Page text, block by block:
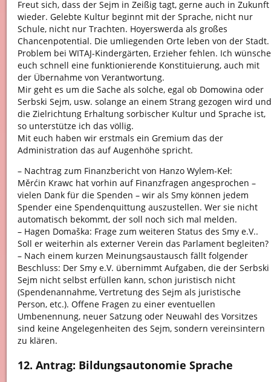
Freut sich, dass der Sejm in Zeißig tagt, gerne auch in Zukunft
wieder. Gelebte Kultur beginnt mit der Sprache, nicht nur
Schule, nicht nur Trachten. Hoyerswerda als großes
Chancenpotential. Die umliegenden Orte leben von der Stadt.
Problem bei WITAJ-Kindergärten, Erzieher fehlen. Ich wünsche
euch schnell eine funktionierende Konstituierung, auch mit
der Übernahme von Verantwortung.
Mir geht es um die Sache als solche, egal ob Domowina oder
Serbski Sejm, usw. solange an einem Strang gezogen wird und
die Zielrichtung Erhaltung sorbischer Kultur und Sprache ist,
so unterstütze ich das völlig.
Mit euch haben wir erstmals ein Gremium das der
Administration das auf Augenhöhe spricht.
– Nachtrag zum Finanzbericht von Hanzo Wylem-Keł:
Měrćin Krawc hat vorhin auf Finanzfragen angesprochen –
vielen Dank für die Spenden – wir als Smy können jedem
Spender eine Spendenquittung auszustellen. Wer sie nicht
automatisch bekommt, der soll noch sich mal melden.
– Hagen Domaška: Frage zum weiteren Status des Smy e.V..
Soll er weiterhin als externer Verein das Parlament begleiten?
– Nach einem kurzen Meinungsaustausch fällt folgender
Beschluss: Der Smy e.V. übernimmt Aufgaben, die der Serbski
Sejm nicht selbst erfüllen kann, schon juristisch nicht
(Spendenannahme, Vertretung des Sejm als juristische
Person, etc.). Offene Fragen zu einer eventuellen
Umbenennung, neuer Satzung oder Neuwahl des Vorsitzes
sind keine Angelegenheiten des Sejm, sondern vereinsintern
zu klären.
12. Antrag: Bildungsautonomie Sprache